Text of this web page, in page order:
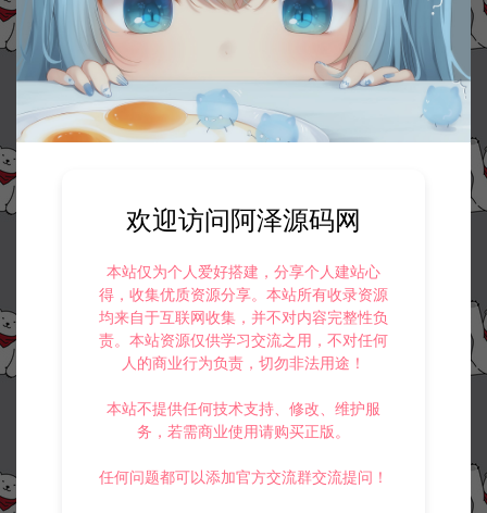
欢迎访问阿泽源码网
本站仅为个人爱好搭建，分享个人建站心
得，收集优质资源分享。本站所有收录资源
均来自于互联网收集，并不对内容完整性负
责。本站资源仅供学习交流之用，不对任何
人的商业行为负责，切勿非法用途！
本站不提供任何技术支持、修改、维护服
务，若需商业使用请购买正版。
任何问题都可以添加官方交流群交流提问！